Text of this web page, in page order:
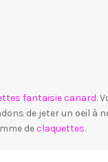
fantaisie canard.
de jeter un oeil à
declaquettes.